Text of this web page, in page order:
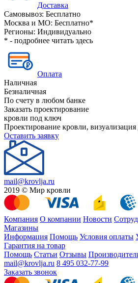
Доставка
Самовывоз: Бесплатно
Москва и МО: Бесплатно*
Регионы: Индивидуально
* - подробнее читать здесь
Оплата
Наличная
Безналичная
По счету в любом банке
Заказать проектирование
кровли под ключ
Проектирование кровли, визуализация
Оставить заявку
mail@krovlja.ru
2019 © Мир кровли
Компания О компании Новости
Магазины
Информация Помощь Условия оплаты
Гарантия на товар
Помощь Статьи Отзывы
mail@krovlja.ru 8 495 032-77-99
Заказать звонок